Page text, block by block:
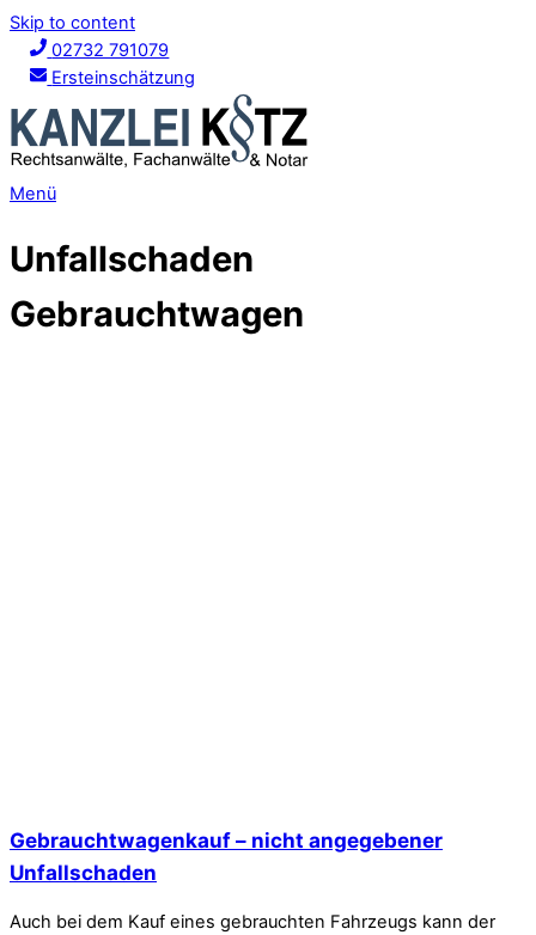
Skip to content
02732 791079
Ersteinschätzung
Menü
Unfallschaden
Gebrauchtwagen
Gebrauchtwagenkauf – nicht angegebener
Unfallschaden
Auch bei dem Kauf eines gebrauchten Fahrzeugs kann der